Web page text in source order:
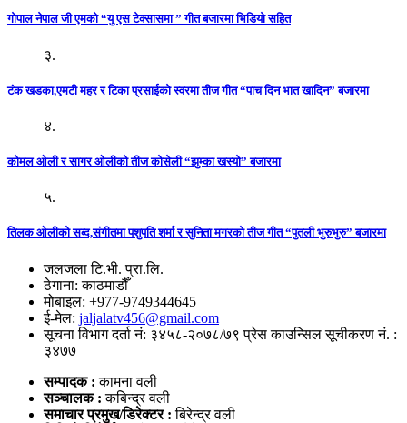
गोपाल नेपाल जी एमको “यु एस टेक्सासमा ” गीत बजारमा भिडियो सहित
३.
टंक खडका,एमटी महर र टिका प्रसाईको स्वरमा तीज गीत “पाच दिन भात खादिन” बजारमा
४.
कोमल ओली र सागर ओलीको तीज कोसेली “झुम्का खस्यो” बजारमा
५.
तिलक ओलीको सब्द,संगीतमा पशुपति शर्मा र सुनिता मगरको तीज गीत “पुतली भुरुभुरु” बजारमा
जलजला टि.भी. प्रा.लि.
ठेगाना: काठमाडौँ
मोबाइल: +977-9749344645
ई-मेल: jaljalatv456@gmail.com
सूचना विभाग दर्ता नं: ३४५८-२०७८/७९ प्रेस काउन्सिल सूचीकरण नं. :
३४७७
सम्पादक :कामना वली
सञ्‍चालक : कबिन्द्र वली
समाचार प्रमुख/डिरेक्टर :बिरेन्द्र वली